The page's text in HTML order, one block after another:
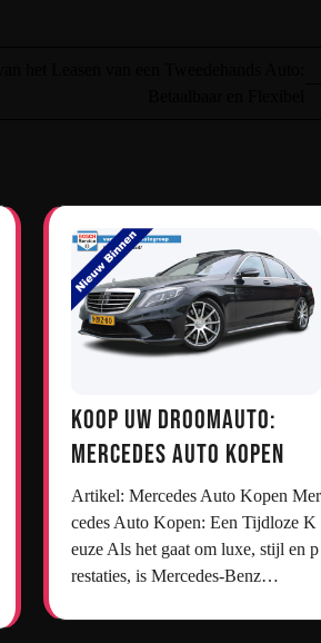
Koop uw droomauto:
Mercedes auto kopen
Artikel: Mercedes Auto Kopen Mer
cedes Auto Kopen: Een Tijdloze K
euze Als het gaat om luxe, stijl en p
restaties, is Mercedes-Benz…